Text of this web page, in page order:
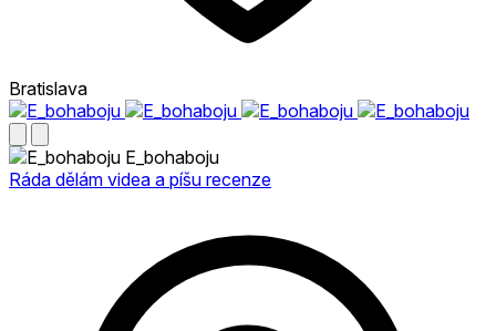
Bratislava
E_bohaboju
Ráda dělám videa a píšu recenze